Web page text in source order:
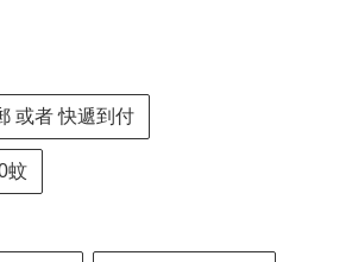
或者 快遞到付
蚊